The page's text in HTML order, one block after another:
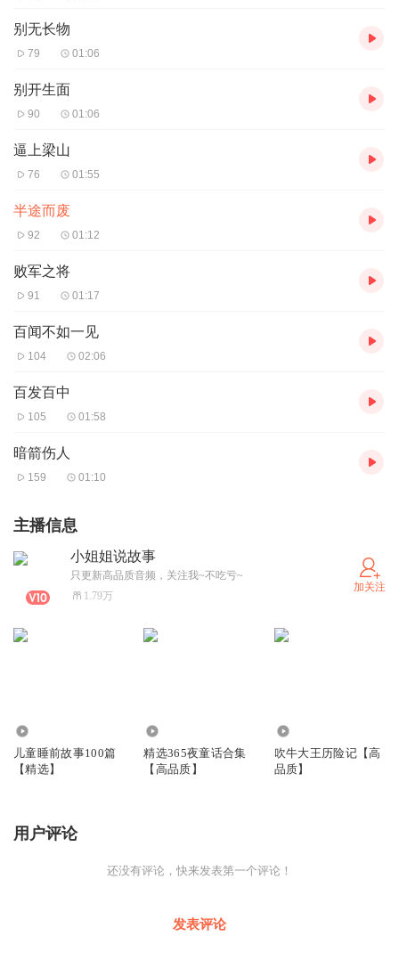
别无长物
79 01:06
别开生面
90 01:06
逼上梁山
76 01:55
半途而废
92 01:12
败军之将
91 01:17
百闻不如一见
104 02:06
百发百中
105 01:58
暗箭伤人
159 01:10
主播信息
小姐姐说故事
只更新高品质音频，关注我~不吃亏~
1.79万
加关注
儿童睡前故事100篇
【精选】
精选365夜童话合集
【高品质】
吹牛大王历险记【高
品质】
用户评论
还没有评论，快来发表第一个评论！
发表评论